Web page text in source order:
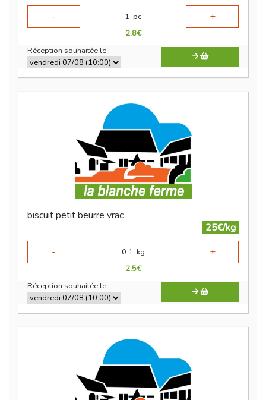
-
1 pc +
2.8€
Réception souhaitée le
biscuit petit beurre vrac
25€/kg
-
0.1 kg +
2.5€
Réception souhaitée le